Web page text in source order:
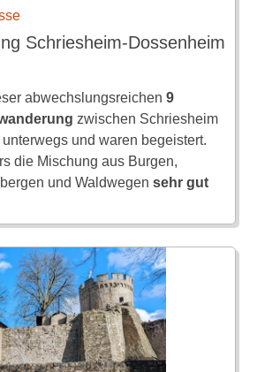
Schriesheim-Dossenheim
abwechslungsreichen 9
zwischen Schriesheim
und waren begeistert.
die Mischung aus Burgen,
und Waldwegen sehr gut